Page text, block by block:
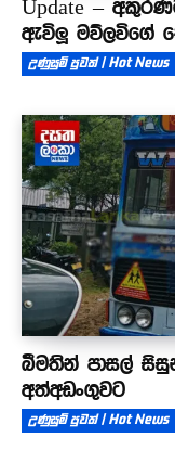
Update –
ඇවිලූ මව්ලවිගේ
උණුසුම් පුවත් | Hot News
බීමතින් පාසල්
අත්අඩංගුවට
උණුසුම් පුවත් | Hot News